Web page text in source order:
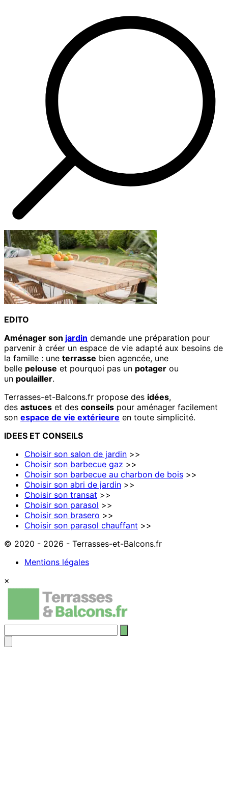
EDITO
Aménager son jardin demande une préparation pour
parvenir à créer un espace de vie adapté aux besoins de
la famille : une terrasse bien agencée, une
belle pelouse et pourquoi pas un potager ou
un poulailler.
Terrasses-et-Balcons.fr propose des idées,
des astuces et des conseils pour aménager facilement
son espace de vie extérieure en toute simplicité.
IDEES ET CONSEILS
Choisir son salon de jardin >>
Choisir son barbecue gaz >>
Choisir son barbecue au charbon de bois >>
Choisir son abri de jardin >>
Choisir son transat >>
Choisir son parasol >>
Choisir son brasero >>
Choisir son parasol chauffant >>
© 2020 - 2026 - Terrasses-et-Balcons.fr
Mentions légales
×
: